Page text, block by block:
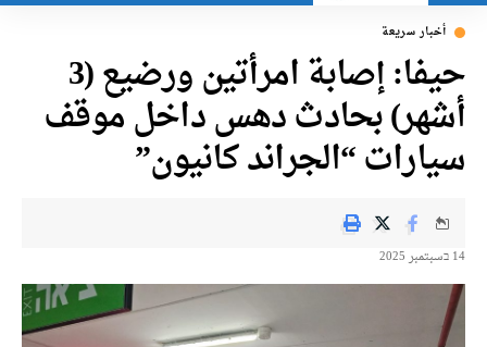
أخبار سريعة
حيفا: إصابة امرأتين ورضيع (3
أشهر) بحادث دهس داخل موقف
سيارات “الجراند كانيون”
14 בسبتمبر 2025